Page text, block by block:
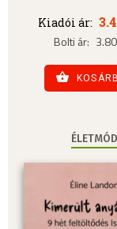
Kiadói ár:
Bolti ár:
ÉLETMÓD